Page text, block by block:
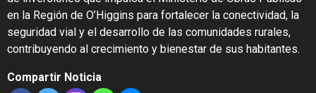
en la Región de O’Higgins para fortalecer la conectividad, la
seguridad vial y el desarrollo de las comunidades rurales,
contribuyendo al crecimiento y bienestar de sus habitantes.
Compartir Noticia